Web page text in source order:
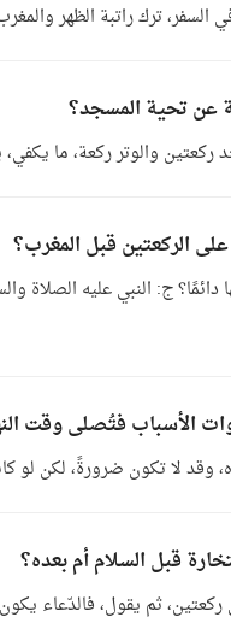
السفر، ترك راتبة الظهر
عن تحية المسجد؟
ركعتين والوتر ركعة، ما
الركعتين قبل المغرب؟
ج: النبي عليه الصلاة
الأسباب فتُصلى وقت
وقد لا تكون ضرورةً، لكن لو
قبل السلام أم بعده؟
ثم يقول، فالدّعاء